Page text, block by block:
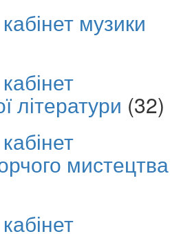
музики
літератури (32)
мистецтва